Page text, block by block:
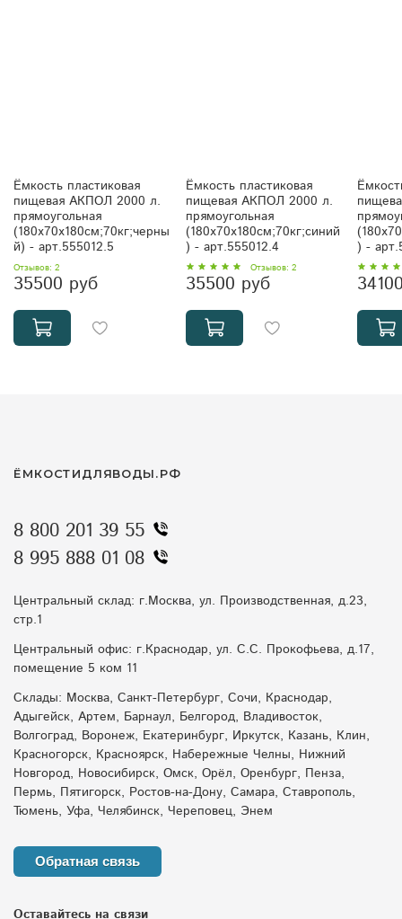
Ёмкость пластиковая
пищевая АКПОЛ 2000 л.
прямоугольная
(180x70x180см;70кг;черны
й) - арт.555012.5
Отзывов: 2
35500 руб
Ёмкость пластиковая
пищевая АКПОЛ 2000 л.
прямоугольная
(180x70x180см;70кг;синий
) - арт.555012.4
Отзывов: 2
35500 руб
) -
ЁМКОСТИДЛЯВОДЫ.РФ
8 800 201 39 55
8 995 888 01 08
Центральный склад: г.Москва, ул. Производственная, д.23,
стр.1
Центральный офис: г.Краснодар, ул. С.С. Прокофьева, д.17,
помещение 5 ком 11
Склады: Москва, Санкт-Петербург, Сочи, Краснодар,
Адыгейск, Артем, Барнаул, Белгород, Владивосток,
Волгоград, Воронеж, Екатеринбург, Иркутск, Казань, Клин,
Красногорск, Красноярск, Набережные Челны, Нижний
Новгород, Новосибирск, Омск, Орёл, Оренбург, Пенза,
Пермь, Пятигорск, Ростов-на-Дону, Самара, Ставрополь,
Тюмень, Уфа, Челябинск, Череповец, Энем
Обратная связь
Оставайтесь на связи